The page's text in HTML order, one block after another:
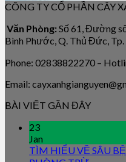
CÔNG TY CỔ PHẦN CÂY
Văn Phòng: Số 61, Đường
Bình Phước, Q. Thủ Đức,
Phone: 02838822270 –
Email:
BÀI VIẾT GẦN ĐÂY
23
Jan
TÌM HIỂU VỀ SÂU